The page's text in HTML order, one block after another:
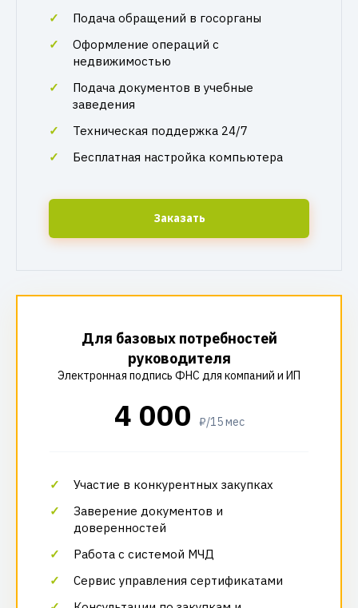
Подача обращений в госорганы
Оформление операций с
недвижимостью
Подача документов в учебные
заведения
Техническая поддержка 24/7
Бесплатная настройка компьютера
Заказать
Для базовых потребностей
руководителя
Электронная подпись ФНС для компаний и ИП
4 000 ₽/15 мес
Участие в конкурентных закупках
Заверение документов и
доверенностей
Работа с системой МЧД
Сервис управления сертификатами